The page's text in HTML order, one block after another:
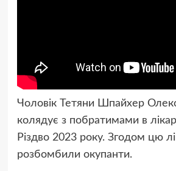
Чоловік Тетяни Шпайхер
колядує з побратимами в
Різдво 2023 року. Згодом цю
розбомбили окупанти.